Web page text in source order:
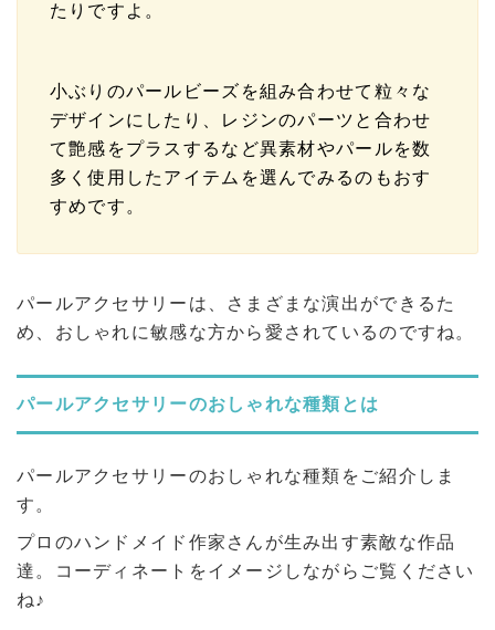
たりですよ。
小ぶりのパールビーズを組み合わせて粒々な
デザインにしたり、レジンのパーツと合わせ
て艶感をプラスするなど異素材やパールを数
多く使用したアイテムを選んでみるのもおす
すめです。
パールアクセサリーは、さまざまな演出ができるた
め、おしゃれに敏感な方から愛されているのですね。
パールアクセサリーのおしゃれな種類とは
パールアクセサリーのおしゃれな種類をご紹介しま
す。
プロのハンドメイド作家さんが生み出す素敵な作品
達。コーディネートをイメージしながらご覧ください
ね♪